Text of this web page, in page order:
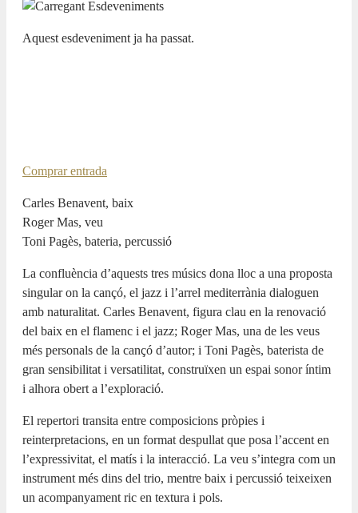
Aquest esdeveniment ja ha passat.
Comprar entrada
Carles Benavent, baix
Roger Mas, veu
Toni Pagès, bateria, percussió
La confluència d’aquests tres músics dona lloc a una proposta
singular on la cançó, el jazz i l’arrel mediterrània dialoguen
amb naturalitat. Carles Benavent, figura clau en la renovació
del baix en el flamenc i el jazz; Roger Mas, una de les veus
més personals de la cançó d’autor; i Toni Pagès, baterista de
gran sensibilitat i versatilitat, construïxen un espai sonor íntim
i alhora obert a l’exploració.
El repertori transita entre composicions pròpies i
reinterpretacions, en un format despullat que posa l’accent en
l’expressivitat, el matís i la interacció. La veu s’integra com un
instrument més dins del trio, mentre baix i percussió teixeixen
un acompanyament ric en textura i pols.